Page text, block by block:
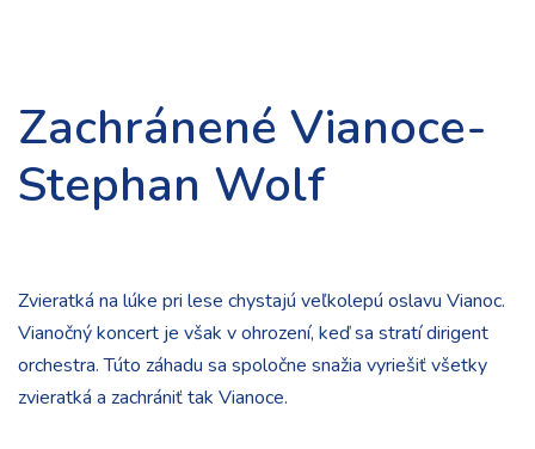
Zachránené Vianoce-
Stephan Wolf
Zvieratká na lúke pri lese chystajú veľkolepú oslavu Vianoc.
Vianočný koncert je však v ohrození, keď sa stratí dirigent
orchestra. Túto záhadu sa spoločne snažia vyriešiť všetky
zvieratká a zachrániť tak Vianoce.